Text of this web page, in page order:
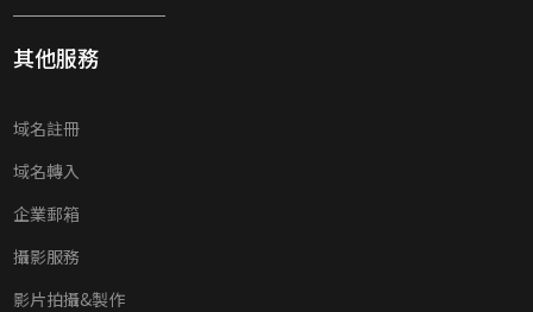
其他服務
域名註冊
域名轉入
企業郵箱
攝影服務
影片拍攝&製作